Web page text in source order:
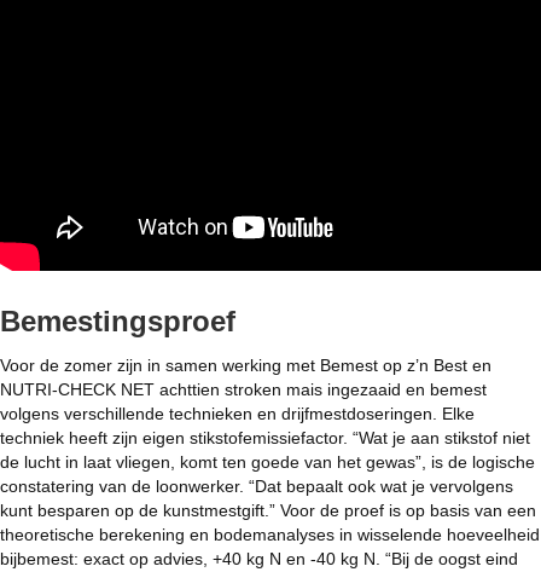
Bemestingsproef
Voor de zomer zijn in samen werking met Bemest op z’n Best en
NUTRI-CHECK NET achttien stroken mais ingezaaid en bemest
volgens verschillende technieken en drijfmestdoseringen. Elke
techniek heeft zijn eigen stikstofemissiefactor. “Wat je aan stikstof niet
de lucht in laat vliegen, komt ten goede van het gewas”, is de logische
constatering van de loonwerker. “Dat bepaalt ook wat je vervolgens
kunt besparen op de kunstmestgift.” Voor de proef is op basis van een
theoretische berekening en bodemanalyses in wisselende hoeveelheid
bijbemest: exact op advies, +40 kg N en -40 kg N. “Bij de oogst eind